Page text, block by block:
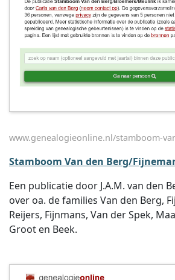
www.genealogieonline.nl/stamboom-
Stamboom Van den Berg/
Een publicatie door J.A.M. van den
over oa. de families Van den Berg,
Reijers, Fijnmans, Van der Spek,
Groot en Beek.